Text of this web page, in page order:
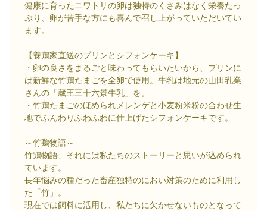
健康に育ったニワトリの卵は独特のくさみはなく栄養たっ
ぷり、卵が苦手な方にも喜んで召し上がっていただいてい
ます。
【養鶏家直送のプリンとシフォンケーキ】
・卵の良さをまるごと味わってもらいたいから、プリンに
は新鮮な竹鶏たまごを全卵で使用。牛乳は地元の山田乳業
さんの「蔵王三十六景牛乳」を。
・竹鶏たまごのほめられメレンゲと小麦粉米粉の合わせ生
地でふんわりふわふわに仕上げたシフォンケーキです。
～竹鶏物語～
竹鶏物語、それには私たちのストーリーと思いが込められ
ています。
長年悩みの種だった畜産独特のにおい対策のために利用し
た「竹」。
現在では飼料に活用し、私たちに欠かせないものとなって